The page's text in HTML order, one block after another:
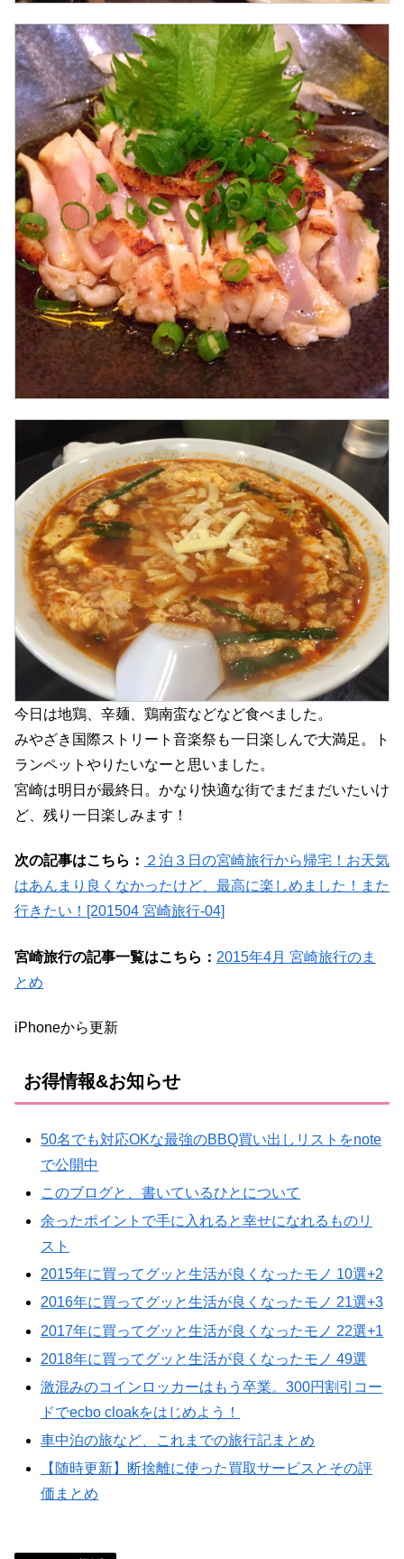
今日は地鶏、辛麺、鶏南蛮などなど食べました。
みやざき国際ストリート音楽祭も一日楽しんで大満足。ト
ランペットやりたいなーと思いました。
宮崎は明日が最終日。かなり快適な街でまだまだいたいけ
ど、残り一日楽しみます！
次の記事はこちら： ２泊３日の宮崎旅行から帰宅！お天気
はあんまり良くなかったけど、最高に楽しめました！また
行きたい！[201504 宮崎旅行-04]
宮崎旅行の記事一覧はこちら： 2015年4月 宮崎旅行のま
とめ
iPhoneから更新
お得情報&お知らせ
50名でも対応OKな最強のBBQ買い出しリストをnote
で公開中
このブログと、書いているひとについて
余ったポイントで手に入れると幸せになれるものリ
スト
2015年に買ってグッと生活が良くなったモノ 10選+2
2016年に買ってグッと生活が良くなったモノ 21選+3
2017年に買ってグッと生活が良くなったモノ 22選+1
2018年に買ってグッと生活が良くなったモノ 49選
激混みのコインロッカーはもう卒業。300円割引コー
ドでecbo cloakをはじめよう！
車中泊の旅など、これまでの旅行記まとめ
【随時更新】断捨離に使った買取サービスとその評
価まとめ